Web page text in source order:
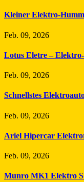
Kleiner Elektro-
Feb. 09, 2026
Lotus Eletre –
Feb. 09, 2026
Schnellstes
Feb. 09, 2026
Ariel Hipercar
Feb. 09, 2026
Munro MK1 Elektro